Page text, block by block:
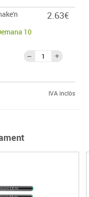
10
2.63€
IVA inclòs